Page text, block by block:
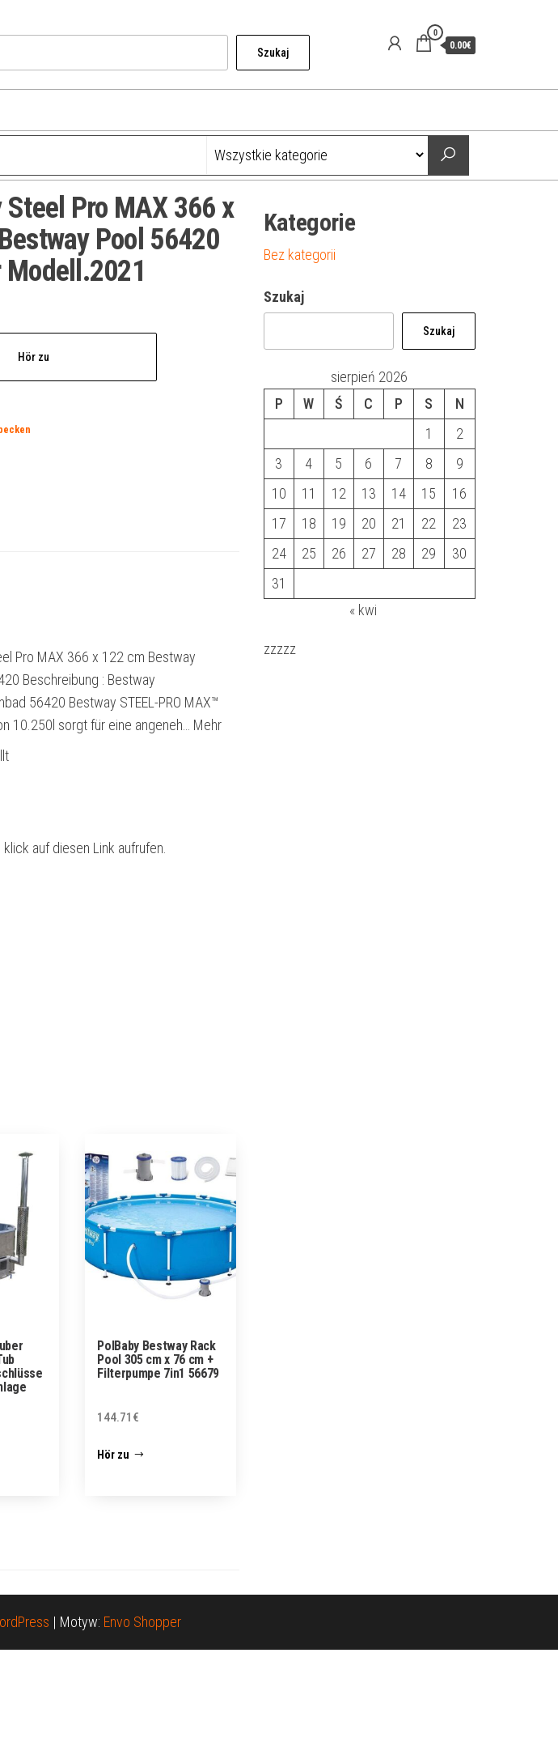
Szukaj
0
0.00€
Steel Pro MAX 366 x
Pool 56420
Modell.2021
Hör zu
Pro MAX 366 x 122 cm Bestway
Beschreibung : Bestway
56420 Bestway STEEL-PRO MAX™
10.250l sorgt für eine angeneh… Mehr
auf diesen Link aufrufen.
PolBaby Bestway Rack
Pool 305 cm x 76 cm +
Filterpumpe 7in1 56679
144.71 €
Hör zu
Kategorie
Bez kategorii
Szukaj
Szukaj
sierpień 2026
P
W Ś C P S
N
1
2
3
4 5 6 7 8
9
10
11 12 13 14 15
16
17
18 19 20 21 22
23
24
25 26 27 28 29
30
31
« kwi
zzzzz
| Motyw: Envo Shopper